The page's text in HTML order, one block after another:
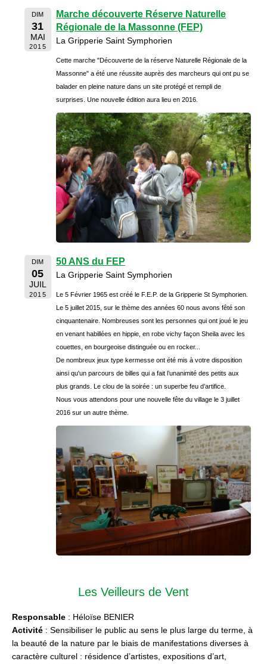
DIM
31
MAI
2015
Marche découverte Réserve Naturelle
Régionale de la Massonne (FEP)
La Gripperie Saint Symphorien
Cette marche "Découverte de la réserve Naturelle Régionale de la
Massonne" a été une réussite auprès des marcheurs qui ont pu se
balader en pleine nature dans un site protégé et rempli de
surprises. Une nouvelle édition aura lieu en 2016.
DIM
05
JUIL
2015
50 ANS du FEP
La Gripperie Saint Symphorien
Le 5 Février 1965 est créé le F.E.P. de la Gripperie St Symphorien.
Le 5 juillet 2015, sur le thème des années 60 nous avons fêté son
cinquantenaire. Nombreuses sont les personnes qui ont joué le jeu
en venant habillées en hippie, en robe vichy façon Sheila avec les
couettes, en bourgeoise distinguée ou en rocker...
De nombreux jeux type kermesse ont été mis à votre disposition
ainsi qu'un parcours de billes qui a fait l’unanimité des petits aux
plus grands. Le clou de la soirée : un superbe feu d’artifice.
Nous vous attendons pour une nouvelle fête du village le 3 juillet
2016 sur un autre thème.
Les Veilleurs de Vent
Responsable : Héloïse BENIER
Activité : Sensibiliser le public au sens le plus large du terme, à
la beauté de la nature par le biais de manifestations diverses à
caractère culturel : résidence d’artistes, expositions d’art,